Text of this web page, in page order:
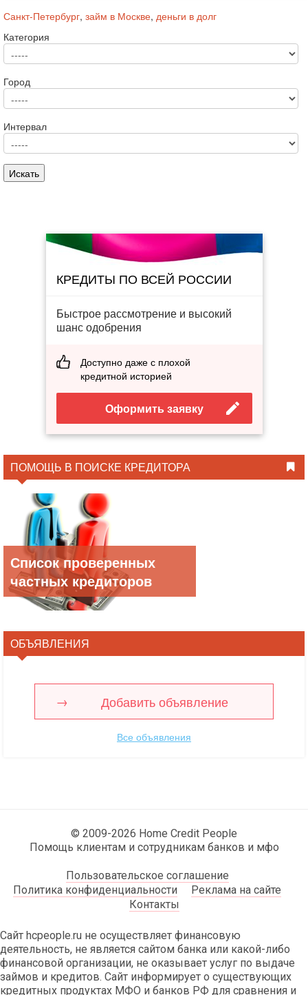
Санкт-Петербург, займ в Москве, деньги в долг
Категория
Город
Интервал
КРЕДИТЫ ПО ВСЕЙ РОССИИ
Быстрое рассмотрение и высокий
шанс одобрения
Доступно даже с плохой
кредитной историей
Оформить заявку
ПОМОЩЬ В ПОИСКЕ КРЕДИТОРА
Список проверенных
частных кредиторов
ОБЪЯВЛЕНИЯ
Добавить объявление
Все объявления
© 2009-2026 Home Credit People
Помощь клиентам и сотрудникам банков и мфо
Пользовательское соглашение
Политика конфиденциальности
Реклама на сайте
Контакты
Сайт hcpeople.ru не осуществляет финансовую
деятельность, не является сайтом банка или какой-либо
финансовой организации, не оказывает услуг по выдаче
займов и кредитов. Сайт информирует о существующих
кредитных продуктах МФО и банков РФ для сравнения и